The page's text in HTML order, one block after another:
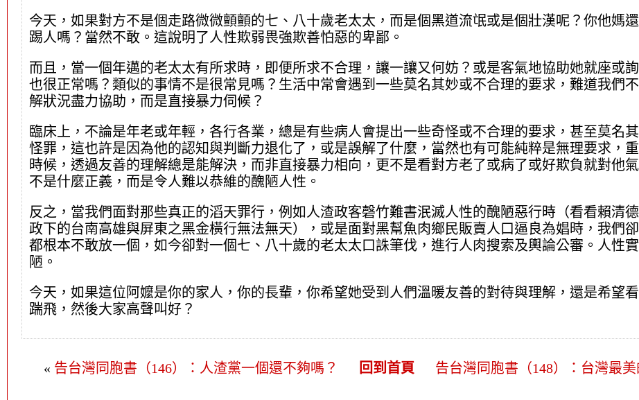
今天，如果對方不是個走路微微顫顫的七、八十歲老太太，而是個黑道流氓或是個壯漢呢？你他媽
踢人嗎？當然不敢。這說明了人性欺弱畏強欺善怕惡的卑鄙。
而且，當一個年邁的老太太有所求時，即便所求不合理，讓一讓又何妨？或是客氣地協助她就座或
也很正常嗎？類似的事情不是很常見嗎？生活中常會遇到一些莫名其妙或不合理的要求，難道我們
解狀況盡力協助，而是直接暴力伺候？
臨床上，不論是年老或年輕，各行各業，總是有些病人會提出一些奇怪或不合理的要求，甚至莫名
怪罪，這也許是因為他的認知與判斷力退化了，或是誤解了什麼，當然也有可能純粹是無理要求，
時候，透過友善的理解總是能解決，而非直接暴力相向，更不是看對方老了或病了或好欺負就對他
不是什麼正義，而是令人難以恭維的醜陋人性。
反之，當我們面對那些真正的滔天罪行，例如人渣政客磬竹難書泯滅人性的醜陋惡行時（看看賴清
政下的台南高雄與屏東之黑金橫行無法無天），或是面對黑幫魚肉鄉民販賣人口逼良為娼時，我們
都根本不敢放一個，如今卻對一個七、八十歲的老太太口誅筆伐，進行人肉搜索及輿論公審。人性
陋。
今天，如果這位阿嬤是你的家人，你的長輩，你希望她受到人們溫暖友善的對待與理解，還是希望
踹飛，然後大家高聲叫好？
« 告台灣同胞書（146）：人渣黨一個還不夠嗎？ 回到首頁 告台灣同胞書（148）：台灣最美